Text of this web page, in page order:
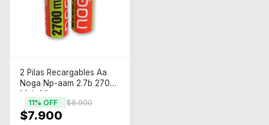
2 Pilas Recargables Aa
Noga Np-aam 2.7b 2700
Mah 1.2v
$7.900
$8.900
11% OFF